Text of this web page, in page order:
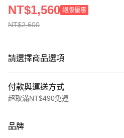
NT$2,600
NT$1,560 絕版優惠
請選擇商品選項
付款與運送方式
超取滿NT$490免運
信用卡一次付款
品牌